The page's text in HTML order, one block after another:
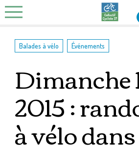
Skip
to
Balades à vélo Événements
Dimanche
2015 :
à vélo